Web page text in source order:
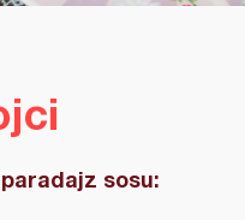
sosu: